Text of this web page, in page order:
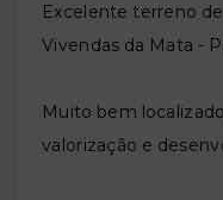
Excelente terreno
Vivendas da Mata -
Muito bem
valorização e